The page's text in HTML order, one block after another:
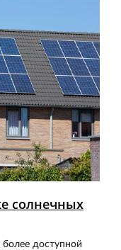
солнечных
более доступной